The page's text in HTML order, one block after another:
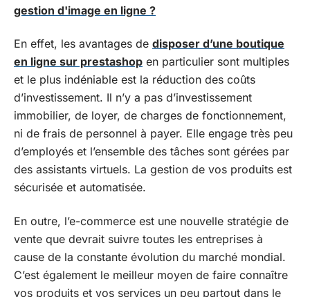
gestion d'image en ligne ?
En effet, les avantages de disposer d’une boutique
en ligne sur prestashop en particulier sont multiples
et le plus indéniable est la réduction des coûts
d’investissement. Il n’y a pas d’investissement
immobilier, de loyer, de charges de fonctionnement,
ni de frais de personnel à payer. Elle engage très peu
d’employés et l’ensemble des tâches sont gérées par
des assistants virtuels. La gestion de vos produits est
sécurisée et automatisée.
En outre, l’e-commerce est une nouvelle stratégie de
vente que devrait suivre toutes les entreprises à
cause de la constante évolution du marché mondial.
C’est également le meilleur moyen de faire connaître
vos produits et vos services un peu partout dans le